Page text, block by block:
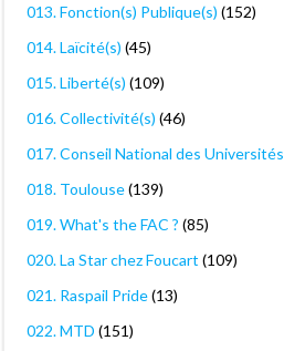
013. Fonction(s) Publique(s) (152)
014. Laïcité(s) (45)
015. Liberté(s) (109)
016. Collectivité(s) (46)
017. Conseil National des Universités
018. Toulouse(139)
019. What's the FAC ? (85)
020. La Star chez Foucart (109)
021. Raspail Pride(13)
022. MTD (151)